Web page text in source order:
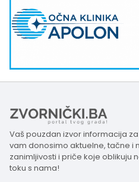
Vaš pouzdan izvor informacija
vam donosimo aktuelne, tačne i
zanimljivosti i priče koje oblikuju
toku s nama!